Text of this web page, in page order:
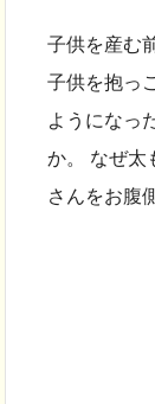
子供を産む
子供を抱っ
ようになっ
か。 なぜ太
さんをお腹